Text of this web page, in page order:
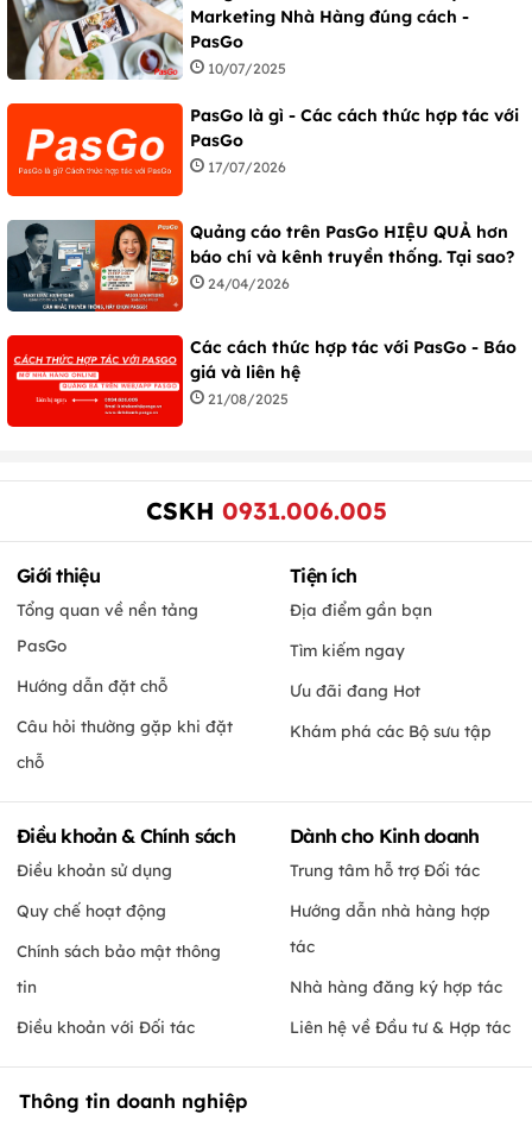
Marketing Nhà Hàng đúng cách -
PasGo
10/07/2025
PasGo là gì - Các cách thức hợp tác với
PasGo
17/07/2026
Quảng cáo trên PasGo HIỆU QUẢ hơn
báo chí và kênh truyền thống. Tại sao?
24/04/2026
Các cách thức hợp tác với PasGo - Báo
giá và liên hệ
21/08/2025
CSKH 0931.006.005
Giới thiệu
Tổng quan về nền tảng
PasGo
Hướng dẫn đặt chỗ
Câu hỏi thường gặp khi đặt
chỗ
Tiện ích
Địa điểm gần bạn
Tìm kiếm ngay
Ưu đãi đang Hot
Khám phá các Bộ sưu tập
Điều khoản & Chính sách
Điều khoản sử dụng
Quy chế hoạt động
Chính sách bảo mật thông
tin
Điều khoản với Đối tác
Dành cho Kinh doanh
Trung tâm hỗ trợ Đối tác
Hướng dẫn nhà hàng hợp
tác
Nhà hàng đăng ký hợp tác
Liên hệ về Đầu tư & Hợp tác
Thông tin doanh nghiệp